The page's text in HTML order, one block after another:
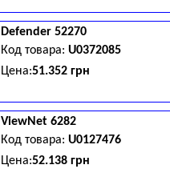
Defender 52270
Код товара: U0372085
Цена:51.352 грн
ViewNet 6282
Код товара: U0127476
Цена:52.138 грн